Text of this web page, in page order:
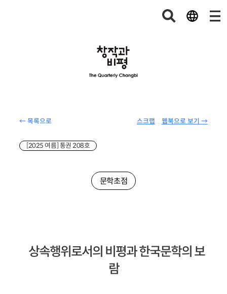
← 목록으로 웹북으로 보기 →
스크랩
[2025 여름] 통권 208호
문학초점
상속행위로서의 비평과 한국문학의 보
람